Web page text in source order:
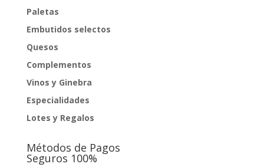
Paletas
Embutidos selectos
Quesos
Complementos
Vinos y Ginebra
Especialidades
Lotes y Regalos
Métodos de Pagos
Seguros 100%